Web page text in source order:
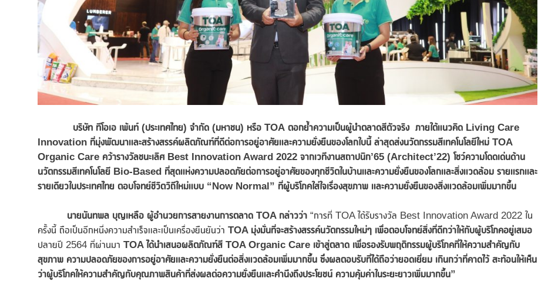
บริษัท ทีโอเอ เพ้นท์ (ประเทศไทย) จำกัด (มหาชน) หรือ TOA ตอกย้ำความเป็นผู้นำตลาดสีตัวจริง ภายใต้แนวคิด Living Care
Innovation ที่มุ่งพัฒนาและสร้างสรรค์ผลิตภัณฑ์ที่ดีต่อการอยู่อาศัยและความยั่งยืนของโลกใบนี้ ล่าสุดส่งนวัตกรรมสีเทคโนโลยีใหม่ TOA
Organic Care คว้ารางวัลชนะเลิศ Best Innovation Award 2022 จากเวทีงานสถาปนิก’65 (Architect’22) โชว์ความโดดเด่นด้าน
นวัตกรรมสีเทคโนโลยี Bio-Based ที่สุดแห่งความปลอดภัยต่อการอยู่อาศัยของทุกชีวิตในบ้านและความยั่งยืนของโลกและสิ่งแวดล้อม รายแรกและ
รายเดียวในประเทศไทย ตอบโจทย์ชีวิตวิถีใหม่แบบ “Now Normal” ที่ผู้บริโภคใส่ใจเรื่องสุขภาพ และความยั่งยืนของสิ่งแวดล้อมเพิ่มมากขึ้น
นายนันทพล บุญเหลือ ผู้อำนวยการสายงานการตลาด TOA กล่าวว่า “การที่ TOA ได้รับรางวัล Best Innovation Award 2022 ใน
ครั้งนี้ ถือเป็นอีกหนึ่งความสำเร็จและเป็นเครื่องยืนยันว่า TOA มุ่งมั่นที่จะสร้างสรรค์นวัตกรรมใหม่ๆ เพื่อตอบโจทย์สิ่งที่ดีกว่าให้กับผู้บริโภคอยู่เสมอ
ปลายปี 2564 ที่ผ่านมา TOA ได้นำเสนอผลิตภัณฑ์สี TOA Organic Care เข้าสู่ตลาด เพื่อรองรับพฤติกรรมผู้บริโภคที่ให้ความสำคัญกับ
สุขภาพ ความปลอดภัยของการอยู่อาศัยและความยั่งยืนต่อสิ่งแวดล้อมเพิ่มมากขึ้น ซึ่งผลตอบรับที่ได้ถือว่ายอดเยี่ยม เกินกว่าที่คาดไว้ สะท้อนให้เห็น
ว่าผู้บริโภคให้ความสำคัญกับคุณภาพสินค้าที่ส่งผลต่อความยั่งยืนและคำนึงถึงประโยชน์ ความคุ้มค่าในระยะยาวเพิ่มมากขึ้น”